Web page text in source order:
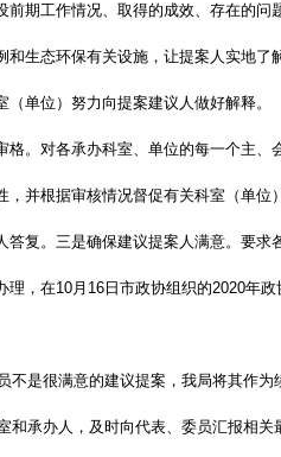
期工作情况、取得的成效、存在的
生态环保有关设施，让提案人实地
单位）努力向提案建议人做好解释。
格。对各承办科室、单位的每一个主
并根据审核情况督促有关科室（单位
复。 三是确保建议提案人满意。要求
理，在10月16日市政协组织的2020年
不是很满意的建议提案，我局将其作
和承办人，及时向代表、委员汇报相